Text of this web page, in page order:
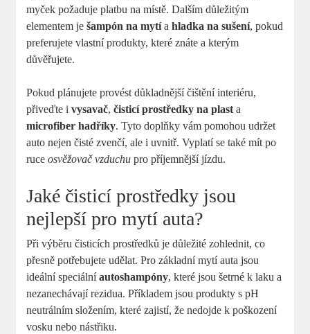
myček požaduje platbu na místě. Dalším důležitým
elementem ješampón na mytíahladka na sušení, pokud
preferujete vlastní produkty, které znáte a kterým
důvěřujete.
Pokud plánujete provést důkladnější čištění interiéru,
přiveďte ivysavač,čisticí prostředky na plast a
microfiber hadříky. Tyto doplňky vám pomohou udržet
auto nejen čisté zvenčí, ale i uvnitř. Vyplatí se také mít po
ruceosvěžovač vzduchu pro příjemnější jízdu.
Jaké čisticí prostředky jsou
nejlepší pro mytí auta?
Při výběru čisticích prostředků je důležité zohlednit, co
přesně potřebujete udělat. Pro základní mytí auta jsou
ideální speciálníautoshampóny, které jsou šetrné k laku a
nezanechávají rezidua. Příkladem jsou produkty s pH
neutrálním složením, které zajistí, že nedojde k poškození
vosku nebo nástřiku.